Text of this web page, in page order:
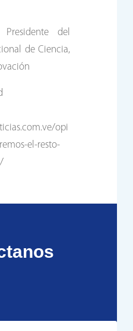
del
de Ciencia,
opi
el-resto-